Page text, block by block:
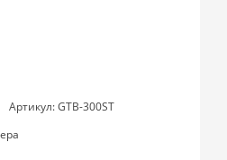
Артикул: GTB-300ST